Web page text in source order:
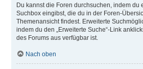
Du kannst die Foren durchsuchen, indem du
Suchbox eingibst, die du in der Foren-
Themenansicht findest. Erweiterte
indem du den „Erweiterte Suche“-Link
des Forums aus verfügbar ist.
Nach oben